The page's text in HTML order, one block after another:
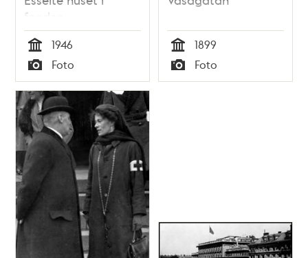
fonden
Tid
1946
Typ
Foto Tid
1899
Typ
Foto